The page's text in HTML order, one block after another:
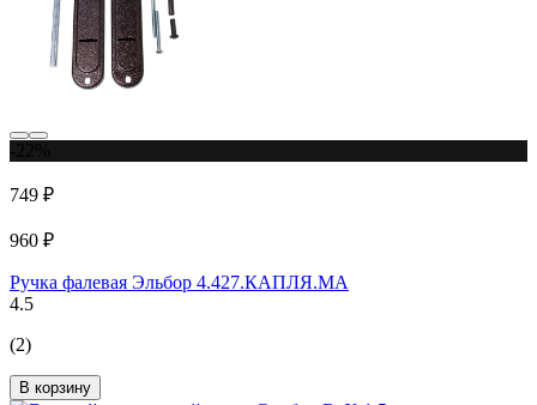
749 ₽
960 ₽
Ручка фалевая Эльбор 4.427.КАПЛЯ.МА
4.5
(2)
В корзину